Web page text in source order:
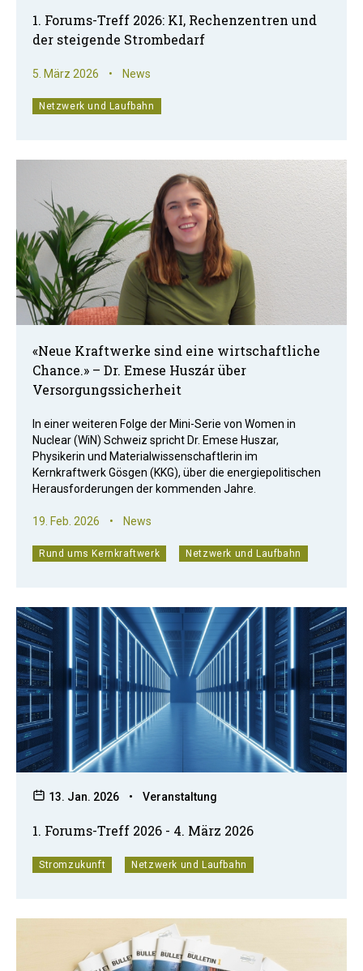
1. Forums-Treff 2026: KI, Rechenzentren und
der steigende Strombedarf
5. März 2026 • News
Netzwerk und Laufbahn
«Neue Kraftwerke sind eine wirtschaftliche
Chance.» – Dr. Emese Huszár über
Versorgungssicherheit
In einer weiteren Folge der Mini-Serie von Women in
Nuclear (WiN) Schweiz spricht Dr. Emese Huszar,
Physikerin und Materialwissenschaftlerin im
Kernkraftwerk Gösgen (KKG), über die energiepolitischen
Herausforderungen der kommenden Jahre.
19. Feb. 2026 • News
Rund ums Kernkraftwerk Netzwerk und Laufbahn
13. Jan. 2026 • Veranstaltung
1. Forums-Treff 2026 - 4. März 2026
Stromzukunft Netzwerk und Laufbahn